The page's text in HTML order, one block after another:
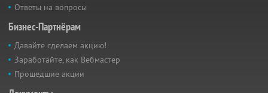
Ответы на вопросы
Бизнес-Партнёрам
Давайте сделаем акцию!
Заработайте, как Вебмастер
Прошедшие акции